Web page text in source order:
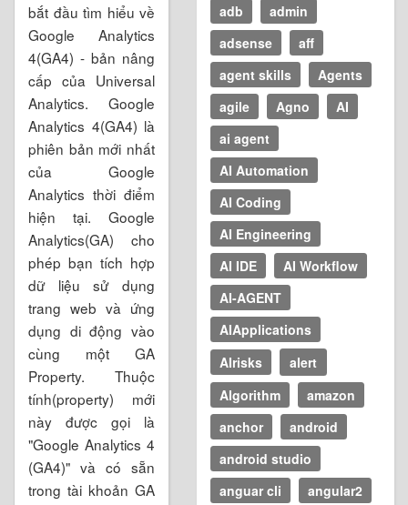
bắt đầu tìm hiểu về
Google Analytics
4(GA4) - bản nâng
cấp của Universal
Analytics. Google
Analytics 4(GA4) là
phiên bản mới nhất
của Google
Analytics thời điểm
hiện tại. Google
Analytics(GA) cho
phép bạn tích hợp
dữ liệu sử dụng
trang web và ứng
dụng di động vào
cùng một GA
Property. Thuộc
tính(property) mới
này được gọi là
"Google Analytics 4
(GA4)" và có sẵn
trong tài khoản GA
adb
admin
adsense
aff
agent skills
Agents
agile
Agno
AI
ai agent
AI Automation
AI Coding
AI Engineering
AI IDE
AI Workflow
AI-AGENT
AIApplications
AIrisks
alert
Algorithm
amazon
anchor
android
android studio
anguar cli
angular2